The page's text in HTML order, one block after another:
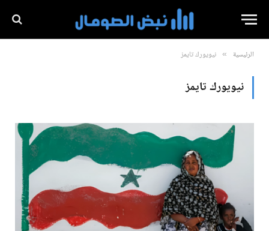
الرئيسية » نيويورك تايمز
نيويورك تايمز